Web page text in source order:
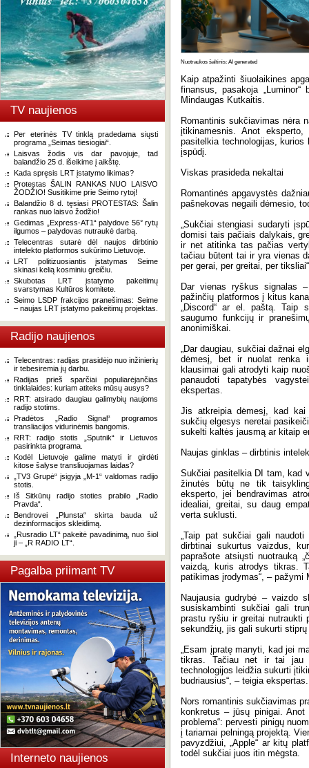
TV naujienos
Per eterinės TV tinklą pradedama siųsti
programa „Seimas tiesiogiai“.
Laisvas žodis vis dar pavojuje, tad
balandžio 25 d. išeikime į aikštę.
Kada spręsis LRT įstatymo likimas?
Protestas ŠALIN RANKAS NUO LAISVO
ŽODŽIO! Susitikime prie Seimo rytoj!
Balandžio 8 d. tęsiasi PROTESTAS: Šalin
rankas nuo laisvo žodžio!
Gedimas „Express-AT1“ palydove 56° rytų
ilgumos – palydovas nutraukė darbą.
Telecentras sutarė dėl naujos dirbtinio
intelekto platformos sukūrimo Lietuvoje.
LRT politizuosiantis įstatymas Seime
skinasi kelią kosminiu greičiu.
Skubotas LRT įstatymo pakeitimų
svarstymas Kultūros komitete.
Seimo LSDP frakcijos pranešimas: Seime
– naujas LRT įstatymo pakeitimų projektas.
Radijo naujienos
Telecentras: radijas prasidėjo nuo inžinierių
ir tebesiremia jų darbu.
Radijas prieš sparčiai populiarėjančias
tinklalaides: kuriam atiteks mūsų ausys?
RRT: atsirado daugiau galimybių naujoms
radijo stotims.
Pradėtos „Radio Signal“ programos
transliacijos vidurinėmis bangomis.
RRT: radijo stotis „Sputnik“ ir Lietuvos
pasirinkta programa.
Kodėl Lietuvoje galime matyti ir girdėti
kitose šalyse transliuojamas laidas?
„TV3 Grupė“ įsigyja „M-1“ valdomas radijo
stotis.
Iš Sitkūnų radijo stoties prabilo „Radio
Pravda“.
Bendrovei „Plunsta“ skirta bauda už
dezinformacijos skleidimą.
„Rusradio LT“ pakeitė pavadinimą, nuo šiol
ji – „R RADIO LT“.
Pagalba priimant TV
Interneto naujienos
Nuotraukos šaltinis: AI generated
Kaip atpažinti šiuolaikines
finansus, pasakoja
Mindaugas Kutkaitis.
Romantinis sukčiavimas nėra
įtikinamesnis. Anot
pasitelkia technologijas,
įspūdį.
Viskas prasideda nekaltai
Romantinės apgavystės
pašnekovas negaili dėmesio,
„Sukčiai stengiasi sudaryti
domisi tais pačiais dalykais,
ir net atitinka tas pačias
tačiau būtent tai ir yra vienas
per gerai, per greitai, per
Dar vienas ryškus signalas
pažinčių platformos į kitus
„Discord“ ar el. paštą. Taip
saugumo funkcijų ir
anonimiškai.
„Dar daugiau, sukčiai dažnai
dėmesį, bet ir nuolat renka
klausimai gali atrodyti kaip
panaudoti tapatybės
ekspertas.
Jis atkreipia dėmesį, kad
sukčių elgesys neretai
sukelti kaltės jausmą ar kitaip
Naujas ginklas – dirbtinis
Sukčiai pasitelkia DI tam, kad
žinutės būtų ne tik
eksperto, jei bendravimas
idealiai, greitai, su daug
verta suklusti.
„Taip pat sukčiai gali
dirbtinai sukurtus vaizdus,
paprašote atsiųsti nuotrauką
vaizdą, kuris atrodys tikras.
patikimas įrodymas“, – pažymi
Naujausia gudrybė – vaizdo
susiskambinti sukčiai gali
prastu ryšiu ir greitai nutraukti
sekundžių, jis gali sukurti
„Esam įpratę manyti, kad jei
tikras. Tačiau net ir tai jau
technologijos leidžia sukurti
budriausius“, – teigia ekspertas.
Nors romantinis sukčiavimas
konkretus – jūsų pinigai.
problema“: pervesti pinigų
į tariamai pelningą projektą.
pavyzdžiui, „Apple“ ar kitų
todėl sukčiai juos itin mėgsta.